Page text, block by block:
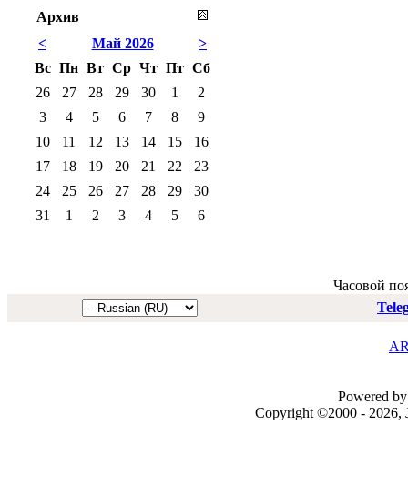
Архив
<
>
Май 2026
Вс Пн Вт Ср Чт Пт Сб
26
27 28 29 30 1
2
3
4 5 6 7 8
9
10
11 12 13 14 15
16
17
18 19 20 21 22
23
24
25 26 27 28 29
30
31
1 2 3 4 5 6
Часовой
Powered
Copyright ©2000 - 2026,